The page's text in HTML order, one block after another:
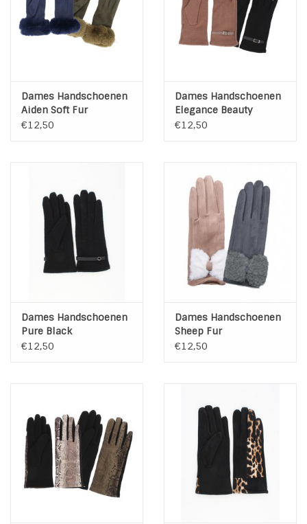
Dames Handschoenen
Aiden Soft Fur
€12,50
Dames Handschoenen
Elegance Beauty
€12,50
Dames Handschoenen
Pure Black
€12,50
Dames Handschoenen
Sheep Fur
€12,50